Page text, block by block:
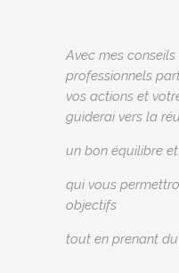
Avec mes conseils
professionnels
vos actions et
guiderai vers la
un bon équilibre
qui vous
objectifs
tout en prenant